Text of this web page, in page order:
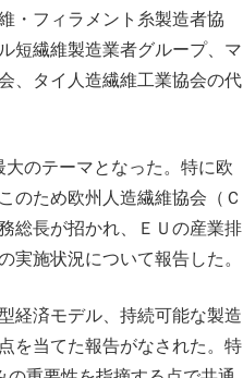
・フィラメント糸製造者協
短繊維製造業者グループ、マ
、タイ人造繊維工業協会の代
のテーマとなった。特に欧
のため欧州人造繊維協会（Ｃ
総長が招かれ、ＥＵの産業排
施状況について報告した。
経済モデル、持続可能な製造
を当てた報告がなされた。特